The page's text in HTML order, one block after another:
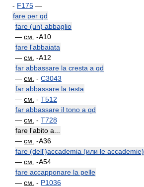
- F175 —
fare per qd
fare (un) abbaglio
— см. -A10
fare l'abbaiata
— см. -A12
far abbassare la cresta a qd
— см. - C3043
far abbassare la testa
— см. - T512
far abbassare il tono a qd
— см. - T728
fare l'abito a...
— см. -A36
fare (dell')accademia (или le accademie)
— см. -A54
fare accapponare la pelle
— см. - P1036